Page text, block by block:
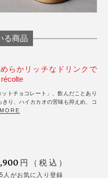
る商品
らかリッチなドリンクで
トチョコレート」、飲んだことあり
り、ハイカカオの苦味も抑えめ、コ
MORE
円（税込）
人がお気に入り登録